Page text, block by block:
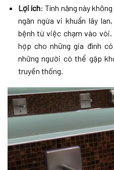
Lợi ích: Tính năng này
ngăn ngừa vi khuẩn lây
bệnh từ việc chạm vào
hợp cho những gia đình
những người có thể gặp
truyền thống.